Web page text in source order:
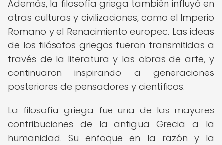
Además, la filosofía griega también influyó en
otras culturas y civilizaciones, como el Imperio
Romano y el Renacimiento europeo. Las ideas
de los filósofos griegos fueron transmitidas a
través de la literatura y las obras de arte, y
continuaron inspirando a generaciones
posteriores de pensadores y científicos.
La filosofía griega fue una de las mayores
contribuciones de la antigua Grecia a la
humanidad. Su enfoque en la razón y la